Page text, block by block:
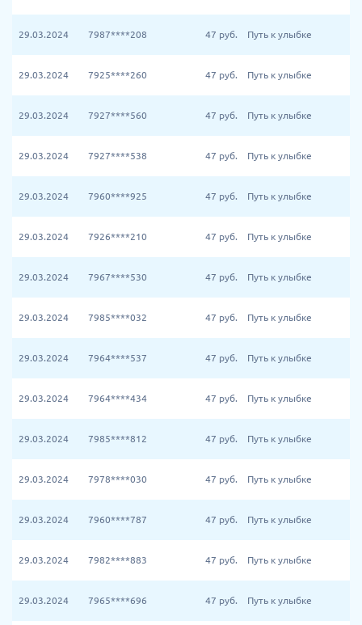
29.03.2024 7987****208 47 руб. Путь к улыбке
29.03.2024 7925****260 47 руб. Путь к улыбке
29.03.2024 7927****560 47 руб. Путь к улыбке
29.03.2024 7927****538 47 руб. Путь к улыбке
29.03.2024 7960****925 47 руб. Путь к улыбке
29.03.2024 7926****210 47 руб. Путь к улыбке
29.03.2024 7967****530 47 руб. Путь к улыбке
29.03.2024 7985****032 47 руб. Путь к улыбке
29.03.2024 7964****537 47 руб. Путь к улыбке
29.03.2024 7964****434 47 руб. Путь к улыбке
29.03.2024 7985****812 47 руб. Путь к улыбке
29.03.2024 7978****030 47 руб. Путь к улыбке
29.03.2024 7960****787 47 руб. Путь к улыбке
29.03.2024 7982****883 47 руб. Путь к улыбке
29.03.2024 7965****696 47 руб. Путь к улыбке